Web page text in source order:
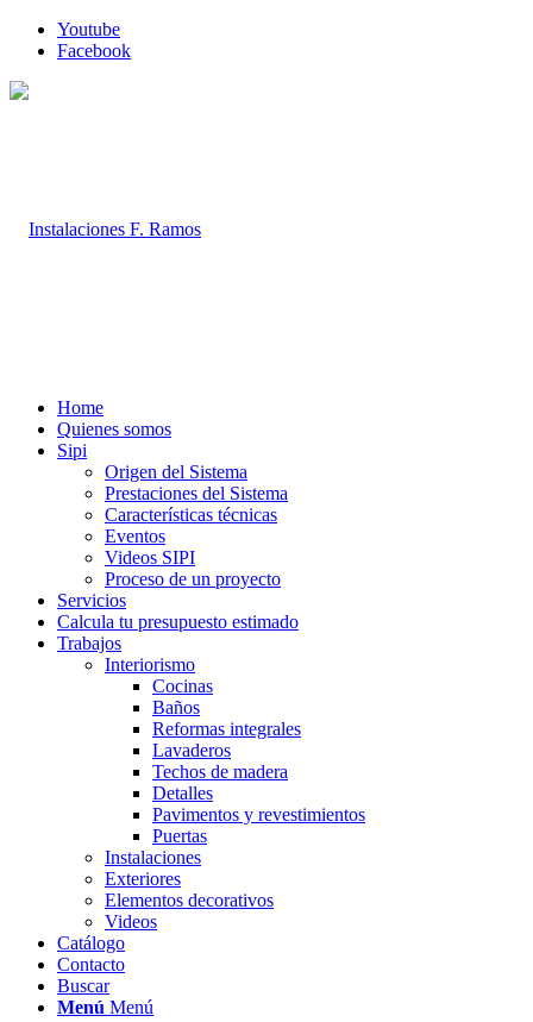
Youtube
Facebook
Home
Quienes somos
Sipi
Origen del Sistema
Prestaciones del Sistema
Características técnicas
Eventos
Videos SIPI
Proceso de un proyecto
Servicios
Calcula tu presupuesto estimado
Trabajos
Interiorismo
Cocinas
Baños
Reformas integrales
Lavaderos
Techos de madera
Detalles
Pavimentos y revestimientos
Puertas
Instalaciones
Exteriores
Elementos decorativos
Videos
Catálogo
Contacto
Buscar
Menú Menú